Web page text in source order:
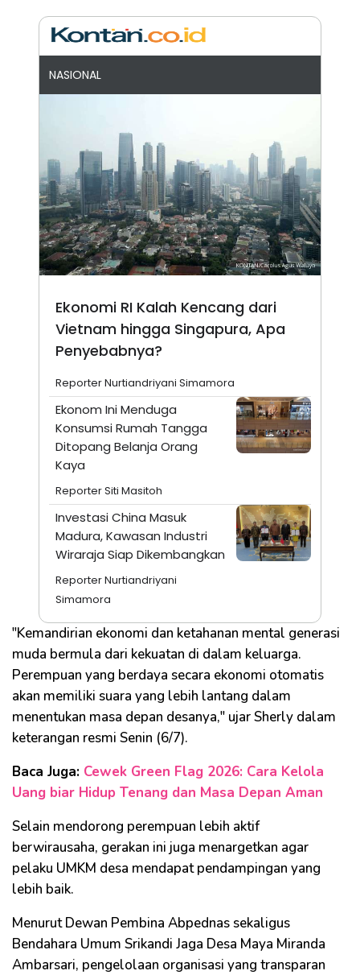
NASIONAL
Ekonomi RI Kalah Kencang dari
Vietnam hingga Singapura, Apa
Penyebabnya?
Reporter Nurtiandriyani Simamora
Ekonom Ini Menduga
Konsumsi Rumah Tangga
Ditopang Belanja Orang
Kaya
Reporter Siti Masitoh
Investasi China Masuk
Madura, Kawasan Industri
Wiraraja Siap Dikembangkan
Reporter Nurtiandriyani
Simamora
"Kemandirian ekonomi dan ketahanan mental generasi
muda bermula dari kekuatan di dalam keluarga.
Perempuan yang berdaya secara ekonomi otomatis
akan memiliki suara yang lebih lantang dalam
menentukan masa depan desanya," ujar Sherly dalam
keterangan resmi Senin (6/7).
Baca Juga: Cewek Green Flag 2026: Cara Kelola
Uang biar Hidup Tenang dan Masa Depan Aman
Selain mendorong perempuan lebih aktif
berwirausaha, gerakan ini juga menargetkan agar
pelaku UMKM desa mendapat pendampingan yang
lebih baik.
Menurut Dewan Pembina Abpednas sekaligus
Bendahara Umum Srikandi Jaga Desa Maya Miranda
Ambarsari, pengelolaan organisasi yang transparan